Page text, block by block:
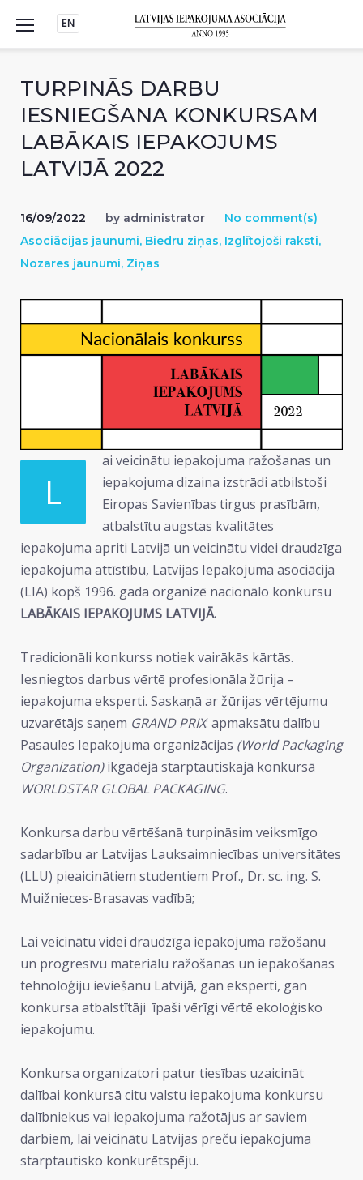
content
EN
TURPINĀS DARBU
IESNIEGŠANA KONKURSAM
LABĀKAIS IEPAKOJUMS
LATVIJĀ 2022
16/09/2022 by administrator
No comment(s)
Asociācijas jaunumi, Biedru ziņas, Izglītojoši raksti,
Nozares jaunumi, Ziņas
L
ai veicinātu iepakojuma ražošanas un
iepakojuma dizaina izstrādi atbilstoši
Eiropas Savienības tirgus prasībām,
atbalstītu augstas kvalitātes
iepakojuma apriti Latvijā un veicinātu videi draudzīga
iepakojuma attīstību, Latvijas Iepakojuma asociācija
(LIA) kopš 1996. gada organizē nacionālo konkursu
LABĀKAIS IEPAKOJUMS LATVIJĀ.
Tradicionāli konkurss notiek vairākās kārtās.
Iesniegtos darbus vērtē profesionāla žūrija –
iepakojuma eksperti. Saskaņā ar žūrijas vērtējumu
uzvarētājs saņem GRAND PRIX: apmaksātu dalību
Pasaules Iepakojuma organizācijas (World Packaging
Organization)ikgadējā starptautiskajā konkursā
WORLDSTAR GLOBAL PACKAGING.
Konkursa darbu vērtēšanā turpināsim veiksmīgo
sadarbību ar Latvijas Lauksaimniecības universitātes
(LLU) pieaicinātiem studentiem Prof., Dr. sc. ing. S.
Muižnieces-Brasavas vadībā;
Lai veicinātu videi draudzīga iepakojuma ražošanu
un progresīvu materiālu ražošanas un iepakošanas
tehnoloģiju ieviešanu Latvijā, gan eksperti, gan
konkursa atbalstītāji īpaši vērīgi vērtē ekoloģisko
iepakojumu.
Konkursa organizatori patur tiesības uzaicināt
dalībai konkursā citu valstu iepakojuma konkursu
dalībniekus vai iepakojuma ražotājus ar saviem
darbiem, lai veicinātu Latvijas preču iepakojuma
starptautisko konkurētspēju.